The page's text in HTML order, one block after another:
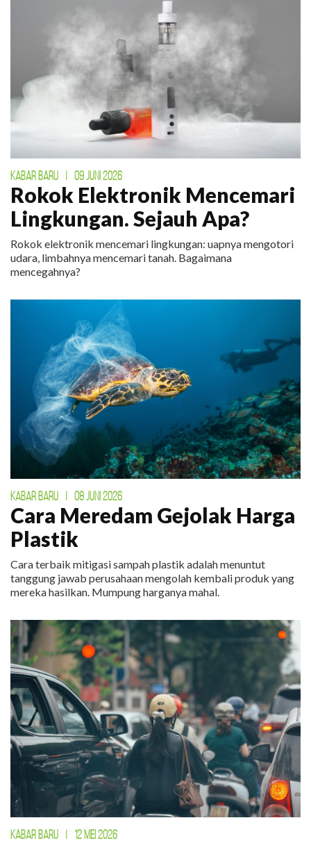
KABAR BARU | 09 JUNI 2026
Rokok Elektronik Mencemari
Lingkungan. Sejauh Apa?
Rokok elektronik mencemari lingkungan: uapnya mengotori
udara, limbahnya mencemari tanah. Bagaimana
mencegahnya?
KABAR BARU | 08 JUNI 2026
Cara Meredam Gejolak Harga
Plastik
Cara terbaik mitigasi sampah plastik adalah menuntut
tanggung jawab perusahaan mengolah kembali produk yang
mereka hasilkan. Mumpung harganya mahal.
KABAR BARU | 12 MEI 2026